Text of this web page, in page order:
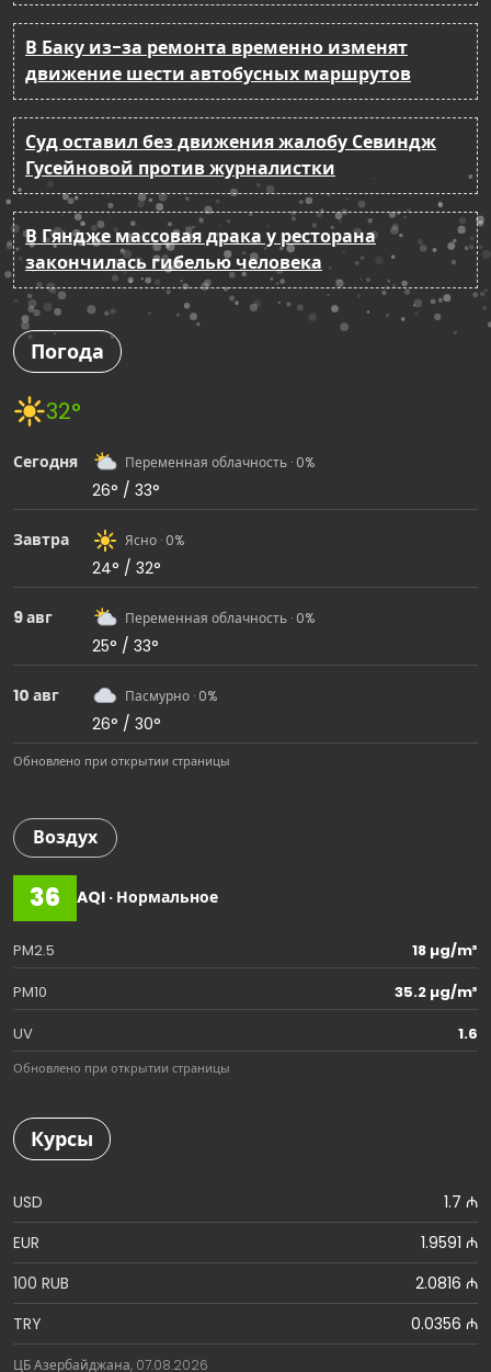
В Баку из-за ремонта временно изменят
движение шести автобусных маршрутов
Суд оставил без движения жалобу Севиндж
Гусейновой против журналистки
В Гяндже массовая драка у ресторана
закончилась гибелью человека
Погода
32°
Сегодня Переменная облачность · 0%
26° / 33°
Завтра Ясно · 0%
24° / 32°
9 авг Переменная облачность · 0%
25° / 33°
10 авг Пасмурно · 0%
26° / 30°
Обновлено при открытии страницы
Воздух
36 AQI · Нормальное
PM2.5
18 µg/m³
PM10
35.2 µg/m³
UV
1.6
Обновлено при открытии страницы
Курсы
USD
1.7 ₼
EUR
1.9591 ₼
100 RUB
2.0816 ₼
TRY
0.0356 ₼
ЦБ Азербайджана, 07.08.2026